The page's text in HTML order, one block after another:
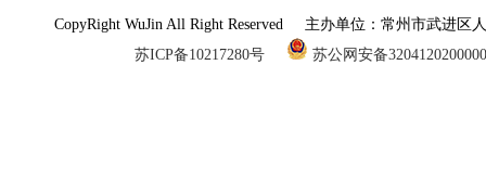
CopyRight WuJin All Right Reserved 主办单位：常州市武进
苏ICP备10217280号
苏公网安备